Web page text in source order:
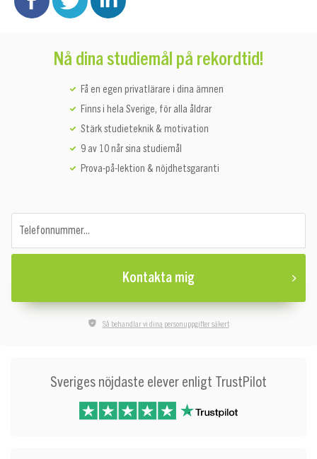
Nå dina studiemål på rekordtid!
Få en egen privatlärare i dina ämnen
Finns i hela Sverige, för alla åldrar
Stärk studieteknik & motivation
9 av 10 når sina studiemål
Prova-på-lektion & nöjdhetsgaranti
Telefonnummer...
Kontakta mig
Så behandlar vi dina personuppgifter säkert
Sveriges nöjdaste elever enligt TrustPilot